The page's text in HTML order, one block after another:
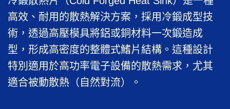
高效、耐用的散熱解決方案，採用冷鍛成型技
術，透過高壓模具將鋁或銅材料一次鍛造成
型，形成高密度的整體式鰭片結構。這種設計
特別適用於高功率電子設備的散熱需求，尤其
適合被動散熱（自然對流）。